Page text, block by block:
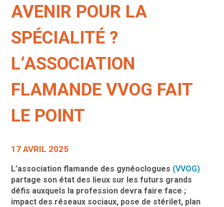
AVENIR POUR LA
SPÉCIALITÉ ?
L’ASSOCIATION
FLAMANDE VVOG FAIT
LE POINT
17 AVRIL 2025
L’association flamande des gynéoclogues (VVOG)
partage son état des lieux sur les futurs grands
défis auxquels la profession devra faire face ;
impact des réseaux sociaux, pose de stérilet, plan